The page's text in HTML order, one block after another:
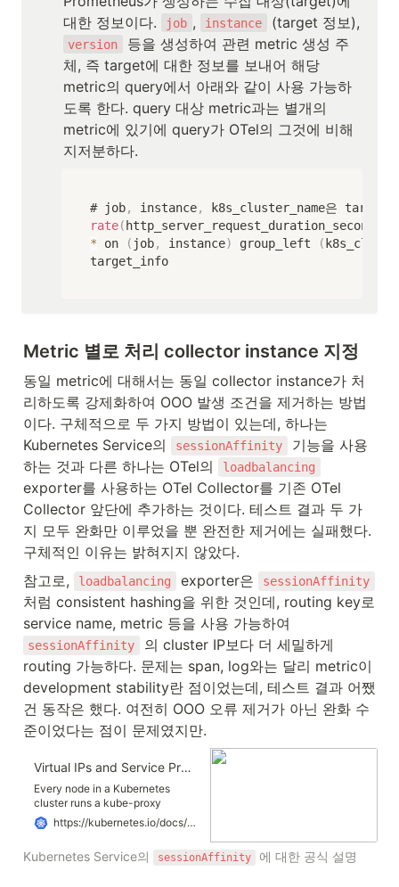
대한 정보이다.
job , instance
version
등을 생성하여 관련 metric 생성 주
체, 즉 target에 대한 정보를 보내어 해당
metric의 query에서 아래와 같이 사용 가능하
도록 한다. query 대상 metric과는 별개의
metric에 있기에 query가 OTel의 그것에 비해
지저분하다.
# job, instance,
k8s_cluster_name은
rate(
* on ( job, instance) group_left (
target_info
Metric 별로 처리 collector instance 지정
동일 metric에 대해서는 동일 collector instance가 처
리하도록 강제화하여 OOO 발생 조건을 제거하는 방법
이다. 구체적으로 두 가지 방법이 있는데, 하나는
Kubernetes Service의
sessionAffinity
기능을 사용
하는 것과 다른 하나는 OTel의
loadbalancing
exporter를 사용하는 OTel Collector를 기존 OTel
Collector 앞단에 추가하는 것이다. 테스트 결과 두 가
지 모두 완화만 이루었을 뿐 완전한 제거에는 실패했다.
구체적인 이유는 밝혀지지 않았다.
참고로,
loadbalancing exporter은 sessionAffinity
처럼 consistent hashing을 위한 것인데, routing key로
sessionAffinity
의 cluster IP보다 더 세밀하게
routing 가능하다. 문제는 span, log와는 달리 metric이
development stability란 점이었는데, 테스트 결과 어쨌
건 동작은 했다. 여전히 OOO 오류 제거가 아닌 완화 수
준이었다는 점이 문제였지만.
Virtual IPs and Service Proxies
Every node in a Kubernetes
cluster runs a kube-proxy
(unless you have deployed your
own alternative component in
proxy component is responsible
https://kubernetes.io/docs/reference/networking/virtual-ips/#session-affinity
Kubernetes Service의 sessionAffinity 에 대한 공식 설명